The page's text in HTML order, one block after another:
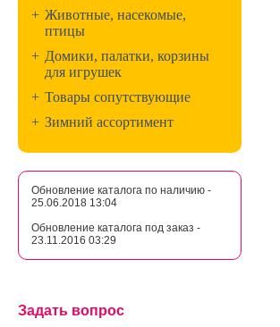
+ Животные, насекомые,
птицы
+ Домики, палатки, корзины
для игрушек
+ Товары сопутствующие
+ Зимний ассортимент
Обновление каталога по наличию -
25.06.2018 13:04
Обновление каталога под заказ -
23.11.2016 03:29
Задать вопрос